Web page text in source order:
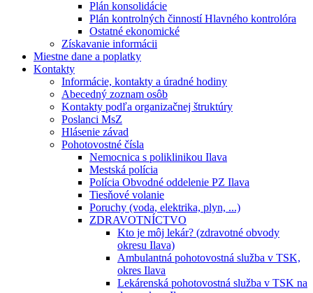
Plán konsolidácie
Plán kontrolných činností Hlavného kontrolóra
Ostatné ekonomické
Získavanie informácii
Miestne dane a poplatky
Kontakty
Informácie, kontakty a úradné hodiny
Abecedný zoznam osôb
Kontakty podľa organizačnej štruktúry
Poslanci MsZ
Hlásenie závad
Pohotovostné čísla
Nemocnica s poliklinikou Ilava
Mestská polícia
Polícia Obvodné oddelenie PZ Ilava
Tiesňové volanie
Poruchy (voda, elektrika, plyn, ...)
ZDRAVOTNÍCTVO
Kto je môj lekár? (zdravotné obvody
okresu Ilava)
Ambulantná pohotovostná služba v TSK,
okres Ilava
Lekárenská pohotovostná služba v TSK na